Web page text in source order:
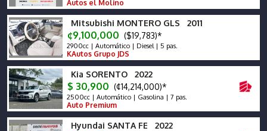
Autos el Molino
Mitsubishi MONTERO GLS 2011
¢9,100,000 ($19,783)*
2900cc | Automático | Diesel | 5 pas.
KAutos Grupo JDS
Kia SORENTO 2022
$ 30,900 (¢14,214,000)*
2500cc | Automático | Gasolina | 7 pas.
Auto Premium
Hyundai SANTA FE 2022